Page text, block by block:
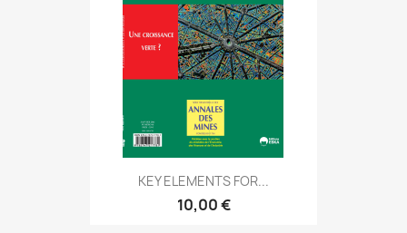
KEY ELEMENTS FOR...
10,00 €